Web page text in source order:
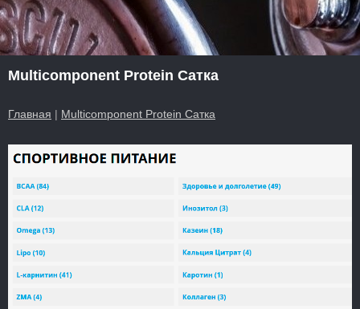
Multicomponent Protein Сатка
Главная | Multicomponent Protein Сатка